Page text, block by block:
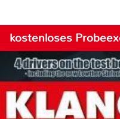
kostenloses